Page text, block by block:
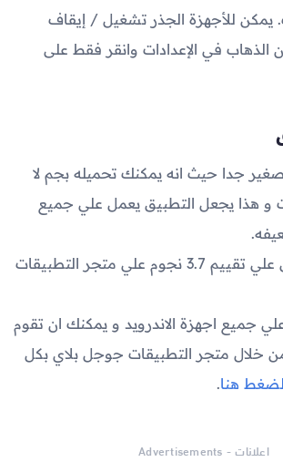
للأجهزة الجذر تشغيل / إيقاف
في الإعدادات وانقر فقط على
جدا حيث انه يمكنك تحميله بجم لا
بايت و هذا يجعل التطبيق يعمل علي جميع
التطبيق حاصل علي تقييم 3.7 نجوم علي متجر التطبيقات
جميع اجهزة الاندرويد و يمكنك ان تقوم
خلال متجر التطبيقات جوجل بلاي بكل
هنا.
اعلانات - Advertisements